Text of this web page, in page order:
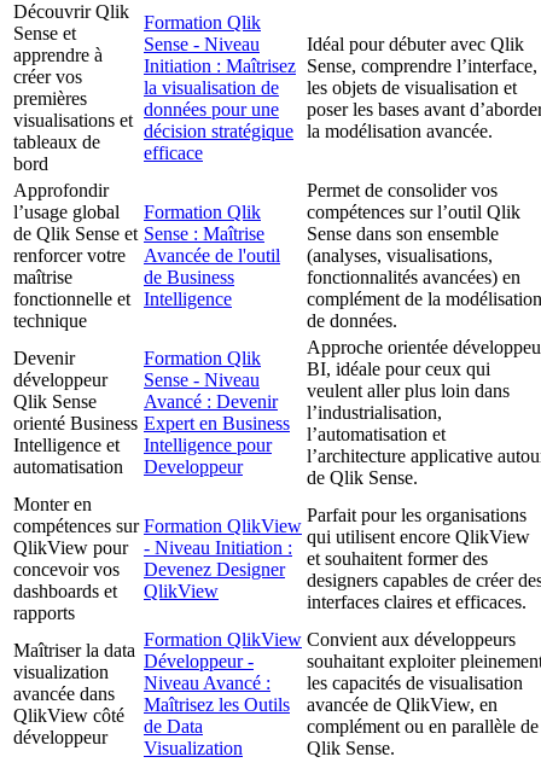
Découvrir Qlik
Sense et
apprendre à
créer vos
premières
visualisations et
tableaux de
bord
Formation Qlik
Sense - Niveau
Initiation : Maîtrisez
la visualisation de
données pour une
décision stratégique
efficace
Idéal pour débuter avec Qlik
Sense, comprendre l’interface,
les objets de visualisation et
poser les bases avant
la modélisation avancée.
Approfondir
l’usage global
de Qlik Sense et
renforcer votre
maîtrise
fonctionnelle et
technique
Formation Qlik
Sense : Maîtrise
Avancée de l'outil
de Business
Intelligence
Permet de consolider vos
compétences sur l’outil Qlik
Sense dans son ensemble
(analyses, visualisations,
fonctionnalités avancées) en
complément de la modélisation
de données.
Devenir
développeur
Qlik Sense
orienté Business
Intelligence et
automatisation
Formation Qlik
Sense - Niveau
Avancé : Devenir
Expert en Business
Intelligence pour
Developpeur
Approche orientée
BI, idéale pour ceux qui
veulent aller plus loin dans
l’industrialisation,
l’automatisation et
l’architecture applicative
de Qlik Sense.
Monter en
compétences sur
QlikView pour
concevoir vos
dashboards et
rapports
Formation QlikView
- Niveau Initiation :
Devenez Designer
QlikView
Parfait pour les organisations
qui utilisent encore QlikView
et souhaitent former des
designers capables de créer
interfaces claires et efficaces.
Maîtriser la data
visualization
avancée dans
QlikView côté
développeur
Formation QlikView
Développeur -
Niveau Avancé :
Maîtrisez les Outils
de Data
Visualization
Convient aux développeurs
souhaitant exploiter
les capacités de visualisation
avancée de QlikView, en
complément ou en parallèle de
Qlik Sense.